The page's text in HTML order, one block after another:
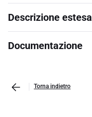
Descrizione estesa
Documentazione
Torna indietro